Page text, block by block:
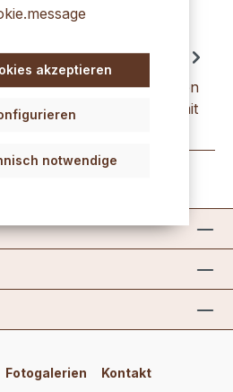
für feinste Arbeiten
können damit
Fotogalerien
Kontakt
notwendige
akzeptieren